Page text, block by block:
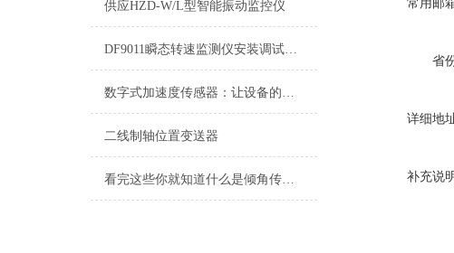
供应HZD-W/L型智能振动监控仪
DF9011瞬态转速监测仪安装调试免费指导
数字式加速度传感器：让设备的每一次颤动都有迹可循
二线制轴位置变送器
看完这些你就知道什么是倾角传感器了
常用邮
省
详细地
补充说